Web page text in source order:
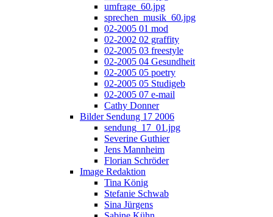
umfrage_60.jpg
sprechen_musik_60.jpg
02-2005 01 mod
02-2002 02 graffity
02-2005 03 freestyle
02-2005 04 Gesundheit
02-2005 05 poetry
02-2005 05 Studigeb
02-2005 07 e-mail
Cathy Donner
Bilder Sendung 17 2006
sendung_17_01.jpg
Severine Guthier
Jens Mannheim
Florian Schröder
Image Redaktion
Tina König
Stefanie Schwab
Sina Jürgens